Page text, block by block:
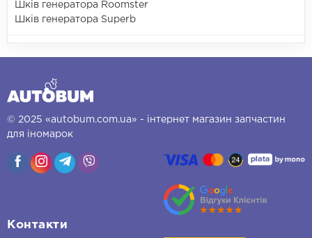
Шків генератора Roomster
Шків генератора Superb
© 2025 «autobum.com.ua» - інтернет магазин запчастин
для іномарок
Контакти